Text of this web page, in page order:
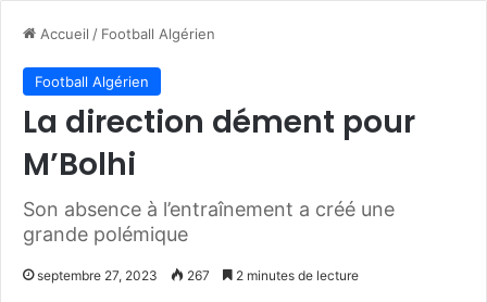
Accueil / Football Algérien
Football Algérien
La direction dément pour
M’Bolhi
Son absence à l’entraînement a créé une
grande polémique
septembre 27, 2023 267 2 minutes de lecture